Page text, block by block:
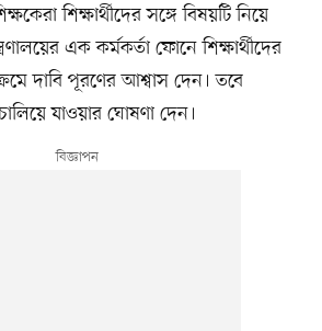
শিক্ষার্থীদের সঙ্গে বিষয়টি নিয়ে
এক কর্মকর্তা ফোনে শিক্ষার্থীদের
দাবি পূরণের আশ্বাস দেন। তবে
যাওয়ার ঘোষণা দেন।